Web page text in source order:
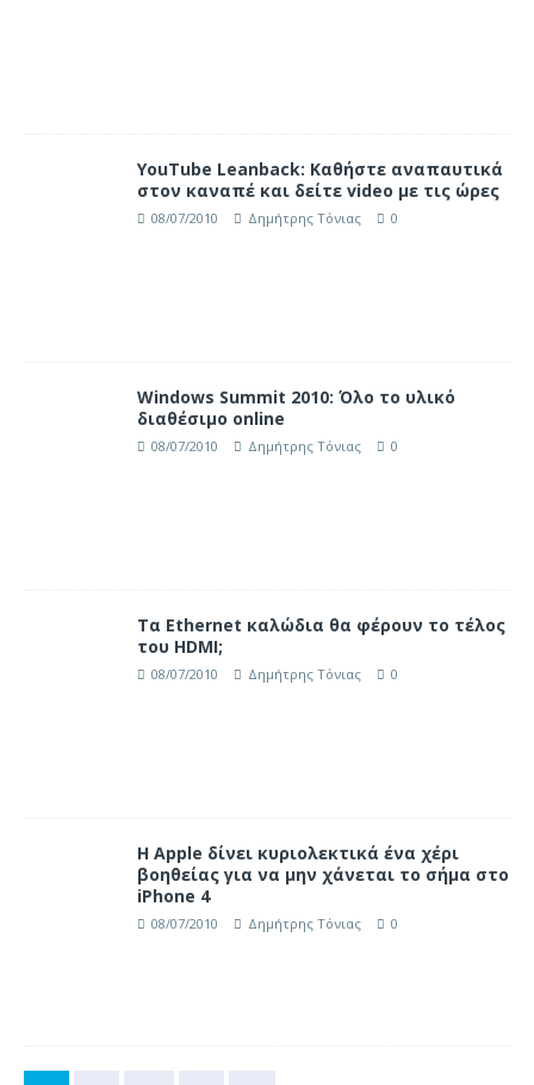
YouTube Leanback: Καθήστε αναπαυτικά
στον καναπέ και δείτε video με τις ώρες
08/07/2010 Δημήτρης Τόνιας 0
Windows Summit 2010: Όλο το υλικό
διαθέσιμο online
08/07/2010 Δημήτρης Τόνιας 0
Τα Ethernet καλώδια θα φέρουν το τέλος
του HDMI;
08/07/2010 Δημήτρης Τόνιας 0
Η Apple δίνει κυριολεκτικά ένα χέρι
βοηθείας για να μην χάνεται το σήμα στο
iPhone 4
08/07/2010 Δημήτρης Τόνιας 0